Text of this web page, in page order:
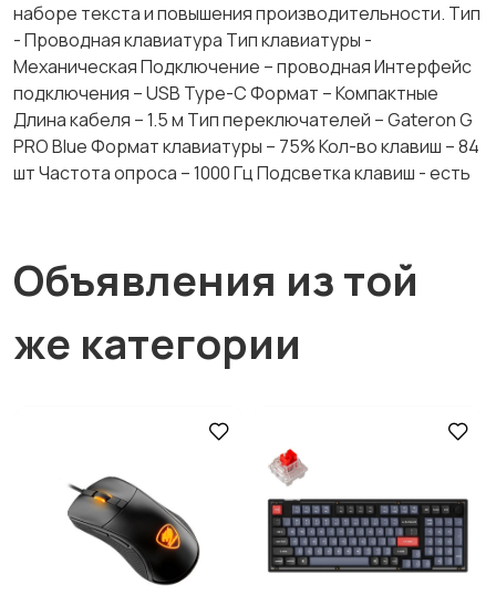
наборе текста и повышения производительности. Тип
- Проводная клавиатура Тип клавиатуры -
Механическая Подключение – проводная Интерфейс
подключения – USB Type-C Формат – Компактные
Длина кабеля – 1.5 м Тип переключателей – Gateron G
PRO Blue Формат клавиатуры – 75% Кол-во клавиш – 84
шт Частота опроса – 1000 Гц Подсветка клавиш - есть
Объявления из той
же категории